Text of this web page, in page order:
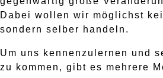
Dabei wollen wir möglichst
sondern selber handeln.
Um uns kennenzulernen und
zu kommen, gibt es mehrere